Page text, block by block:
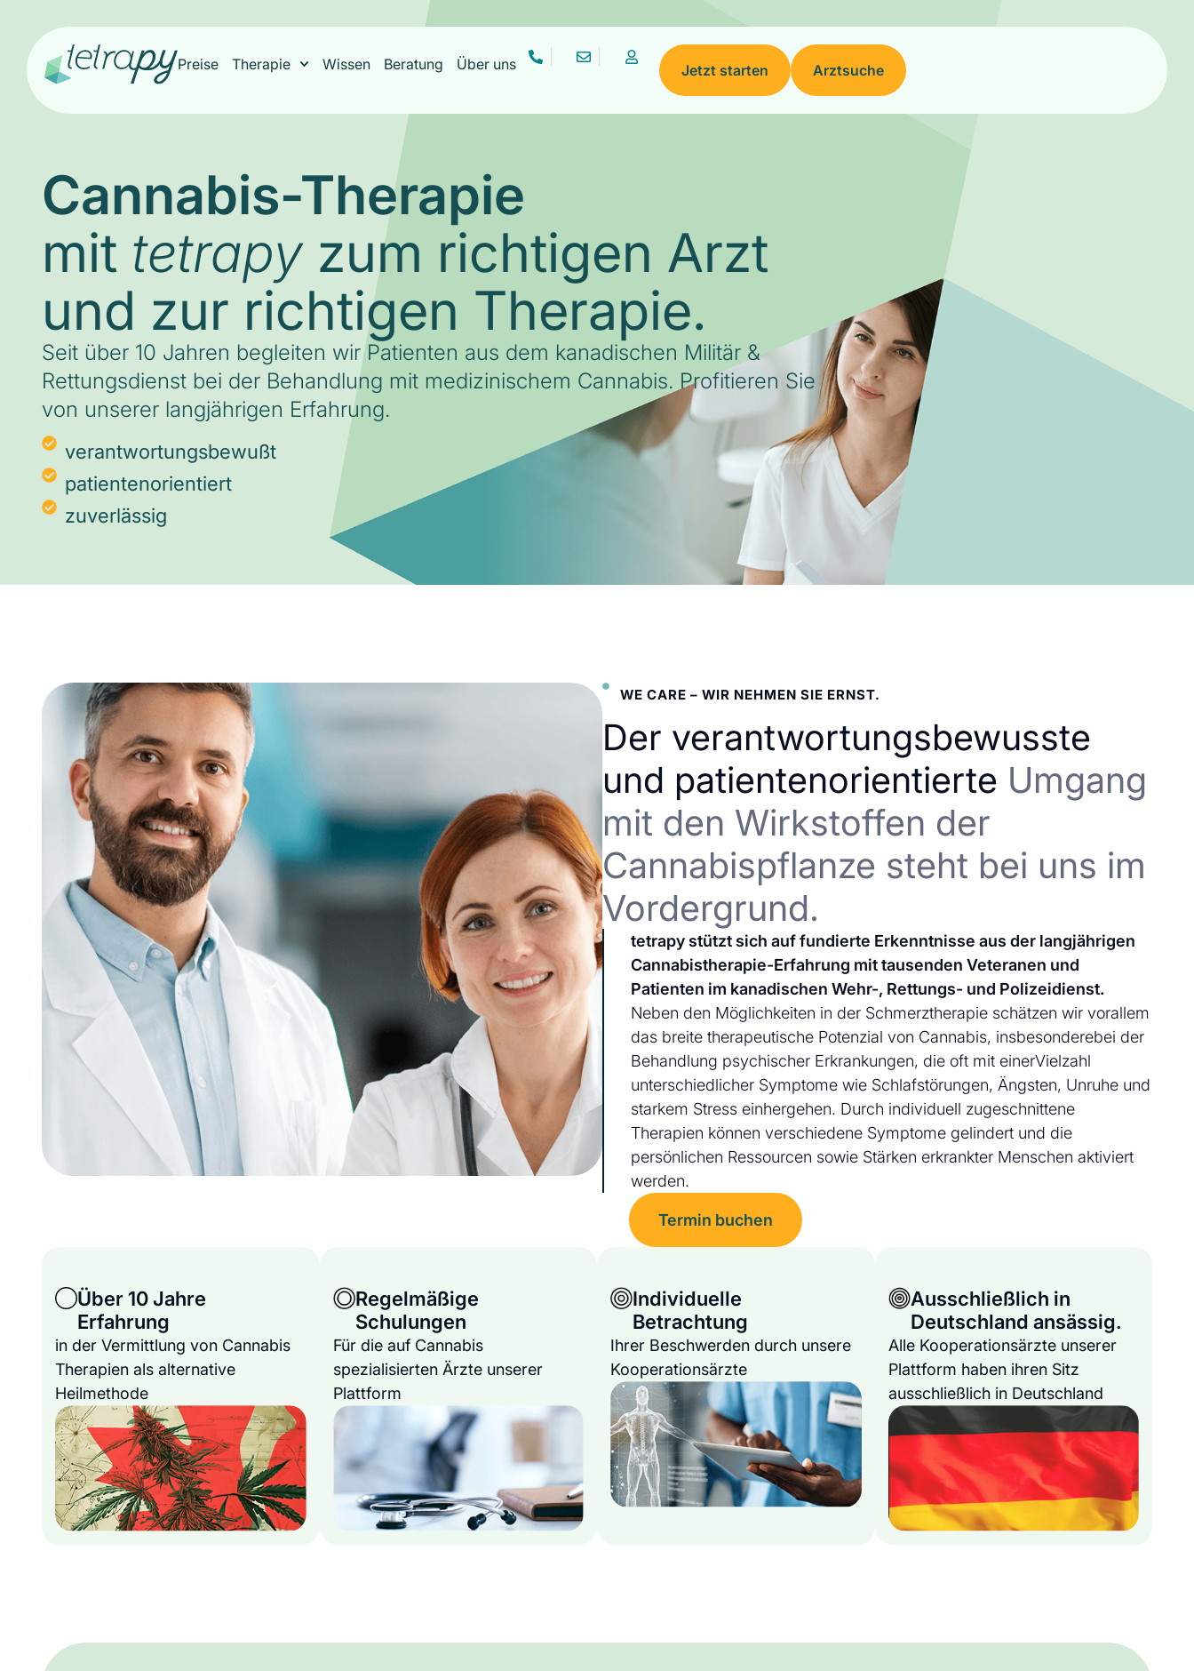
Preise Therapie Wissen Beratung Über uns Jetzt starten Arztsuche
Cannabis-Therapie
mit tetrapyzum richtigen Arzt
und zur richtigen Therapie.
Seit über 10 Jahren begleiten wir Patienten aus dem kanadischen Militär &
Rettungsdienst bei der Behandlung mit medizinischem Cannabis. Profitieren Sie
von unserer langjährigen Erfahrung.
verantwortungsbewußt
patientenorientiert
zuverlässig
WE CARE – WIR NEHMEN SIE ERNST.
Der verantwortungsbewusste
und patientenorientierte Umgang
mit den Wirkstoffen der
Cannabispflanze steht bei uns im
Vordergrund.
tetrapy stützt sich auf fundierte Erkenntnisse aus der langjährigen
Cannabistherapie-Erfahrung mit tausenden Veteranen und
Patienten im kanadischen Wehr-, Rettungs- und Polizeidienst.
Neben den Möglichkeiten in der Schmerztherapie schätzen wir vorallem
das breite therapeutische Potenzial von Cannabis, insbesonderebei der
Behandlung psychischer Erkrankungen, die oft mit einerVielzahl
unterschiedlicher Symptome wie Schlafstörungen, Ängsten, Unruhe und
starkem Stress einhergehen. Durch individuell zugeschnittene
Therapien können verschiedene Symptome gelindert und die
persönlichen Ressourcen sowie Stärken erkrankter Menschen aktiviert
werden.
Termin buchen
Über 10 Jahre
Erfahrung
in der Vermittlung von Cannabis
Therapien als alternative
Heilmethode
Regelmäßige
Schulungen
Für die auf Cannabis
spezialisierten Ärzte unserer
Plattform
Individuelle
Betrachtung
Ihrer Beschwerden durch unsere
Kooperationsärzte
Ausschließlich in
Deutschland ansässig.
Alle Kooperationsärzte unserer
Plattform haben ihren Sitz
ausschließlich in Deutschland